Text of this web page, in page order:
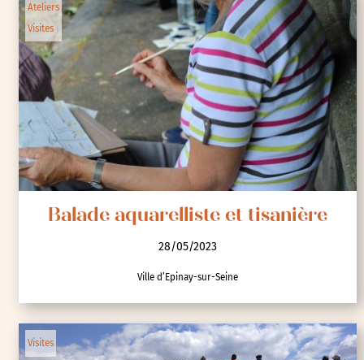
Ateliers
Visites
Balade aquarelliste et tisanière
28/05/2023
Ville d’Epinay-sur-Seine
Visites